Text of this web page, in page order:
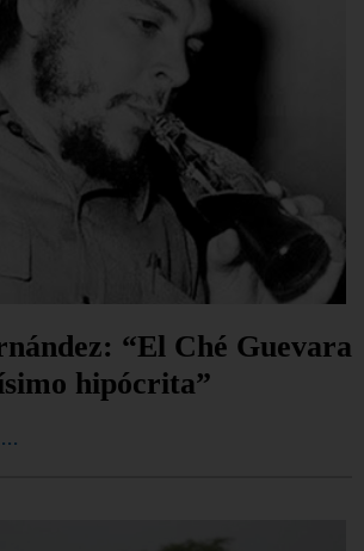
“El Ché Guevara
hipócrita”